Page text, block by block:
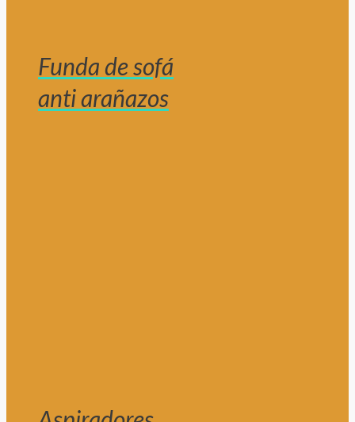
Funda de sofá
anti arañazos